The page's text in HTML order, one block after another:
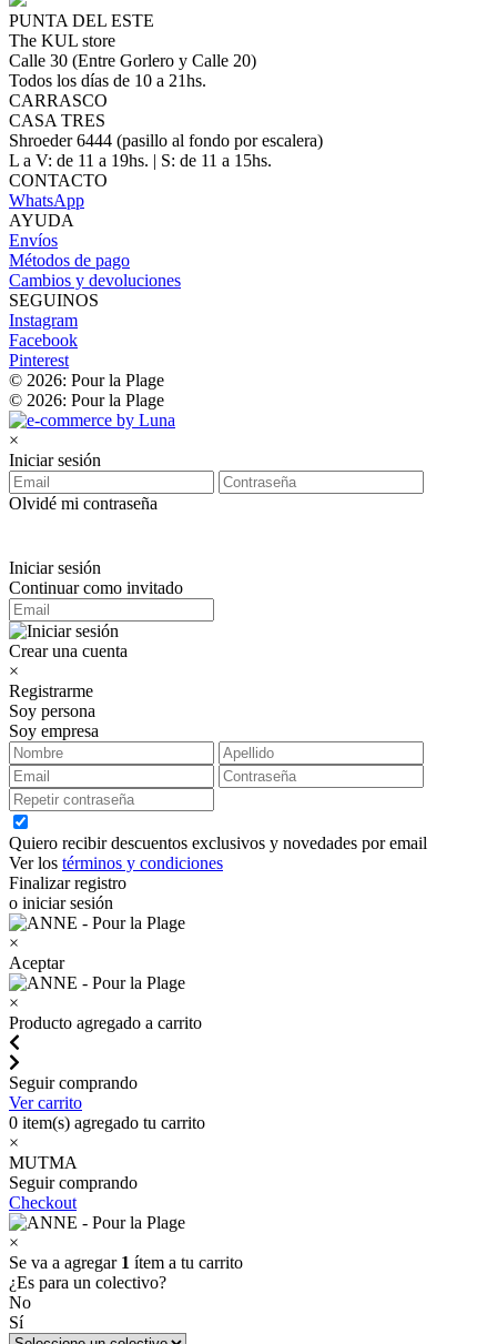
PUNTA DEL ESTE
The KUL store
Calle 30 (Entre Gorlero y Calle 20)
Todos los días de 10 a 21hs.
CARRASCO
CASA TRES
Shroeder 6444 (pasillo al fondo por escalera)
L a V: de 11 a 19hs. | S: de 11 a 15hs.
CONTACTO
WhatsApp
AYUDA
Envíos
Métodos de pago
Cambios y devoluciones
SEGUINOS
Instagram
Facebook
Pinterest
© 2026: Pour la Plage
© 2026: Pour la Plage
×
Iniciar sesión
Olvidé mi contraseña
Iniciar sesión
Continuar como invitado
Crear una cuenta
×
Registrarme
Soy persona
Soy empresa
Quiero recibir descuentos exclusivos y novedades por email
Ver los términos y condiciones
Finalizar registro
o iniciar sesión
×
Aceptar
×
Producto agregado a carrito
Seguir comprando
Ver carrito
0 item(s) agregado tu carrito
×
MUTMA
Seguir comprando
Checkout
×
Se va a agregar 1 ítem a tu carrito
¿Es para un colectivo?
No
Sí